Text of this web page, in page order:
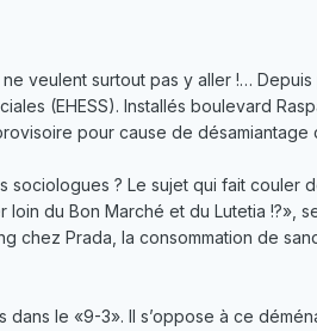
veulent surtout pas y aller !… Depuis
(EHESS). Installés boulevard
pour cause de désamiantage
? Le sujet qui fait couler
du Bon Marché et du Lutetia !?»,
chez Prada, la consommation de
dans le «9-3». Il s’oppose à ce